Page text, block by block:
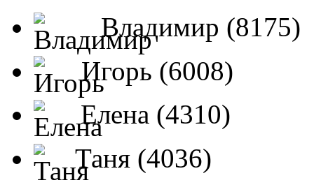
Владимир (8175)
Игорь (6008)
Елена (4310)
Таня (4036)